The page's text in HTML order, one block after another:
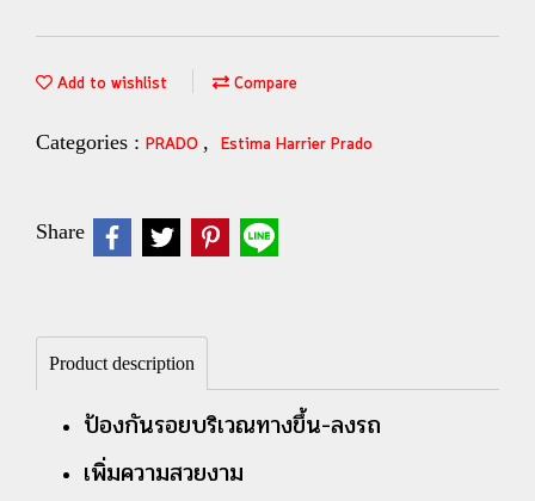
Add to wishlist Compare
Categories : PRADO , Estima Harrier Prado
Share
Product description
ป้องกันรอยบริเวณทางขึ้น-ลงรถ
เพิ่มความสวยงาม